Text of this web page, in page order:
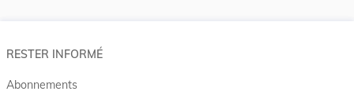
RESTER INFORMÉ
Abonnements